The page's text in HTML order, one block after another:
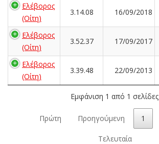
Ελέβορος
(Οίτη)
3.14.08 16/09/2018
Ελέβορος
(Οίτη)
3.52.37 17/09/2017
Ελέβορος
(Οίτη)
3.39.48 22/09/2013
Εμφάνιση 1 από 1 σελίδες
Πρώτη Προηγούμενη 1
Τελευταία